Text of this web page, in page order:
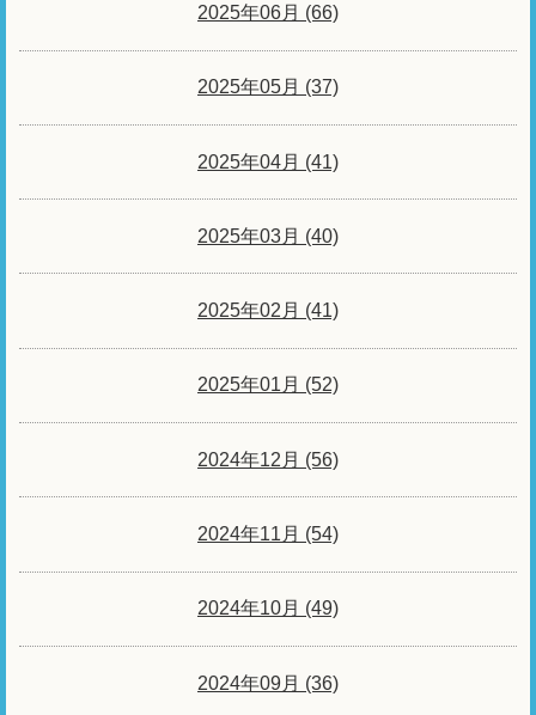
2025年06月 (66)
2025年05月 (37)
2025年04月 (41)
2025年03月 (40)
2025年02月 (41)
2025年01月 (52)
2024年12月 (56)
2024年11月 (54)
2024年10月 (49)
2024年09月 (36)